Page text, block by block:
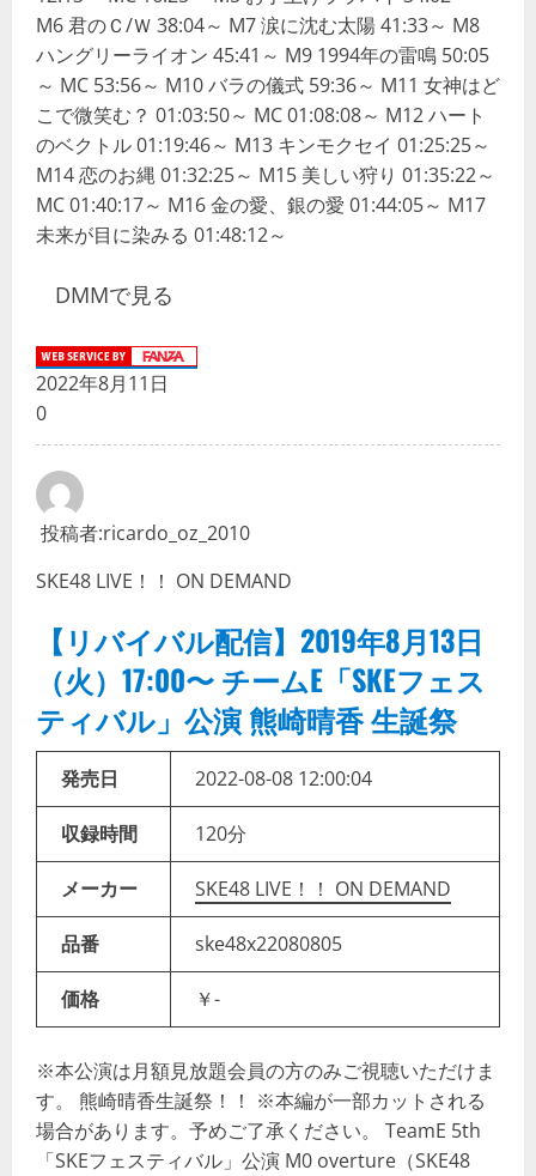
M6 君のＣ/Ｗ 38:04～ M7 涙に沈む太陽 41:33～ M8
ハングリーライオン 45:41～ M9 1994年の雷鳴 50:05
～ MC 53:56～ M10 バラの儀式 59:36～ M11 女神はど
こで微笑む？ 01:03:50～ MC 01:08:08～ M12 ハート
のベクトル 01:19:46～ M13 キンモクセイ 01:25:25～
M14 恋のお縄 01:32:25～ M15 美しい狩り 01:35:22～
MC 01:40:17～ M16 金の愛、銀の愛 01:44:05～ M17
未来が目に染みる 01:48:12～
DMMで見る
2022年8月11日
0
投稿者:ricardo_oz_2010
SKE48 LIVE！！ ON DEMAND
【リバイバル配信】2019年8月13日
（火）17:00〜 チームE「SKEフェス
ティバル」公演 熊崎晴香 生誕祭
発売日 2022-08-08 12:00:04
収録時間 120分
メーカー SKE48 LIVE！！ ON DEMAND
品番 ske48x22080805
価格 ￥-
※本公演は月額見放題会員の方のみご視聴いただけま
す。 熊崎晴香生誕祭！！ ※本編が一部カットされる
場合があります。予めご了承ください。 TeamE 5th
「SKEフェスティバル」公演 M0 overture（SKE48